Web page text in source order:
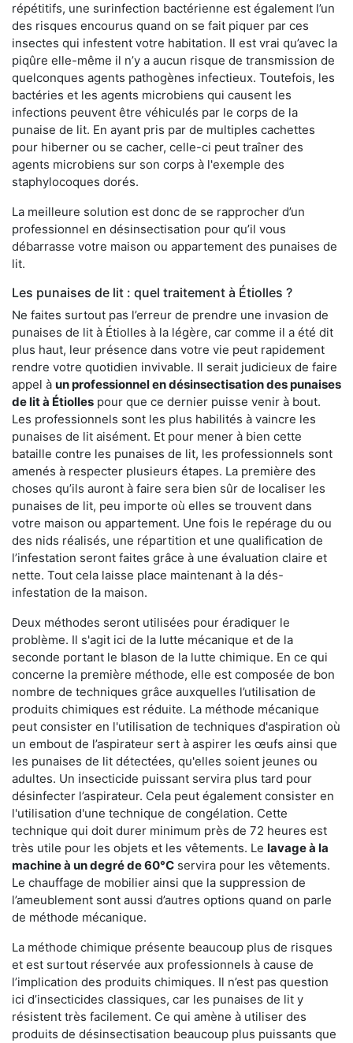
répétitifs, une surinfection bactérienne est également l’un
des risques encourus quand on se fait piquer par ces
insectes qui infestent votre habitation. Il est vrai qu’avec la
piqûre elle-même il n’y a aucun risque de transmission de
quelconques agents pathogènes infectieux. Toutefois, les
bactéries et les agents microbiens qui causent les
infections peuvent être véhiculés par le corps de la
punaise de lit. En ayant pris par de multiples cachettes
pour hiberner ou se cacher, celle-ci peut traîner des
agents microbiens sur son corps à l'exemple des
staphylocoques dorés.
La meilleure solution est donc de se rapprocher d’un
professionnel en désinsectisation pour qu’il vous
débarrasse votre maison ou appartement des punaises de
lit.
Les punaises de lit : quel traitement à Étiolles ?
Ne faites surtout pas l’erreur de prendre une invasion de
punaises de lit à Étiolles à la légère, car comme il a été dit
plus haut, leur présence dans votre vie peut rapidement
rendre votre quotidien invivable. Il serait judicieux de faire
appel à un professionnel en désinsectisation des punaises
de lit à Étiolles pour que ce dernier puisse venir à bout.
Les professionnels sont les plus habilités à vaincre les
punaises de lit aisément. Et pour mener à bien cette
bataille contre les punaises de lit, les professionnels sont
amenés à respecter plusieurs étapes. La première des
choses qu’ils auront à faire sera bien sûr de localiser les
punaises de lit, peu importe où elles se trouvent dans
votre maison ou appartement. Une fois le repérage du ou
des nids réalisés, une répartition et une qualification de
l’infestation seront faites grâce à une évaluation claire et
nette. Tout cela laisse place maintenant à la dés-
infestation de la maison.
Deux méthodes seront utilisées pour éradiquer le
problème. Il s'agit ici de la lutte mécanique et de la
seconde portant le blason de la lutte chimique. En ce qui
concerne la première méthode, elle est composée de bon
nombre de techniques grâce auxquelles l’utilisation de
produits chimiques est réduite. La méthode mécanique
peut consister en l'utilisation de techniques d'aspiration où
un embout de l’aspirateur sert à aspirer les œufs ainsi que
les punaises de lit détectées, qu'elles soient jeunes ou
adultes. Un insecticide puissant servira plus tard pour
désinfecter l’aspirateur. Cela peut également consister en
l'utilisation d'une technique de congélation. Cette
technique qui doit durer minimum près de 72 heures est
très utile pour les objets et les vêtements. Le lavage à la
machine à un degré de 60°C servira pour les vêtements.
Le chauffage de mobilier ainsi que la suppression de
l’ameublement sont aussi d’autres options quand on parle
de méthode mécanique.
La méthode chimique présente beaucoup plus de risques
et est surtout réservée aux professionnels à cause de
l’implication des produits chimiques. Il n’est pas question
ici d’insecticides classiques, car les punaises de lit y
résistent très facilement. Ce qui amène à utiliser des
produits de désinsectisation beaucoup plus puissants que